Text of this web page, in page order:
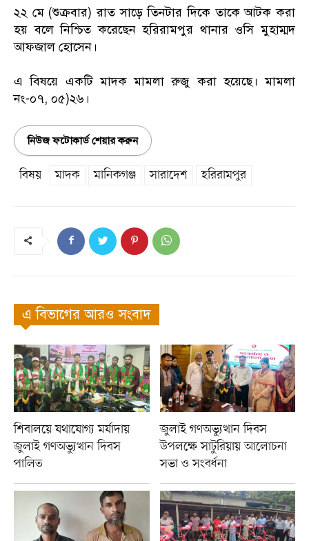
‎২২ মে (শুক্রবার) রাত সাড়ে তিনটার দিকে তাকে আটক করা
হয় বলে নিশ্চিত করেছেন হরিরামপুর থানার ওসি মুহাম্মদ
আফজাল হোসেন।
‎এ বিষয়ে একটি মাদক মামলা রুজু করা হয়েছে। মামলা
নং-০৭, ০৫)২৬।
নিউজ ফটোকার্ড শেয়ার করুন
বিষয় মাদক মানিকগঞ্জ সারাদেশ হরিরামপুর
এ বিভাগের আরও সংবাদ
শিবালয়ে যথাযোগ্য মর্যাদায়
জুলাই গণঅভ্যুত্থান দিবস
পালিত
জুলাই গণঅভ্যুত্থান দিবস
উপলক্ষে সাটুরিয়ায় আলোচনা
সভা ও সংবর্ধনা